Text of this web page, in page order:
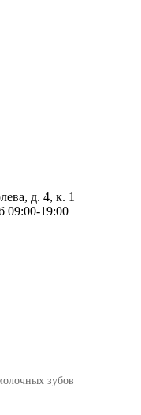
д. 4, к. 1
09:00-19:00
зубов